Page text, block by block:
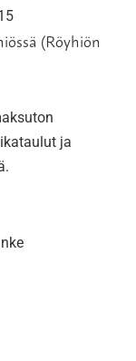
(Röyhiön
ja